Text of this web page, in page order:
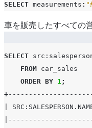
SELECT measurements :
車を販売したすべての
SELECT src
FROM car_sales
ORDER BY 1 ;
+
|